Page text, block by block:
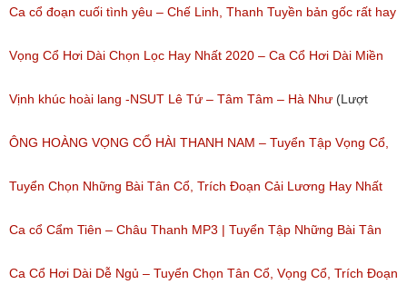
Ca cổ đoạn cuối tình yêu – Chế Linh, Thanh Tuyền bản gốc rất hay
(Lượt nghe: 332)
Vọng Cổ Hơi Dài Chọn Lọc Hay Nhất 2020 – Ca Cổ Hơi Dài Miền
Tây Hay Nhất
(Lượt nghe: 832)
Vịnh khúc hoài lang -NSUT Lê Tứ – Tâm Tâm – Hà Như (Lượt
nghe: 119)
ÔNG HOÀNG VỌNG CỔ HÀI THANH NAM – Tuyển Tập Vọng Cổ,
Ca Cổ Cải Lương Hài Hay Nhất Của Thanh Nam
(Lượt nghe: 220)
Tuyển Chọn Những Bài Tân Cổ, Trích Đoạn Cải Lương Hay Nhất
Của 2 NỮ DANH CA Tân Cổ SIÊU HƠI DÀI
(Lượt nghe: 97)
Ca cổ Cẩm Tiên – Châu Thanh MP3 | Tuyển Tập Những Bài Tân
Cổ, Cải Lương Hay Nhất
Ca Cổ Hơi Dài Dễ Ngủ – Tuyển Chọn Tân Cổ, Vọng Cổ, Trích Đoạn